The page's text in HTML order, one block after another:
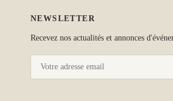
NEWSLETTER
Recevez nos actualités et annonces